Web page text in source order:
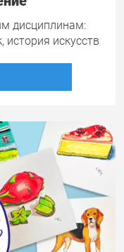
дисциплинам:
искусств